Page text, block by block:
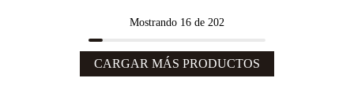
Mostrando 16 de 202